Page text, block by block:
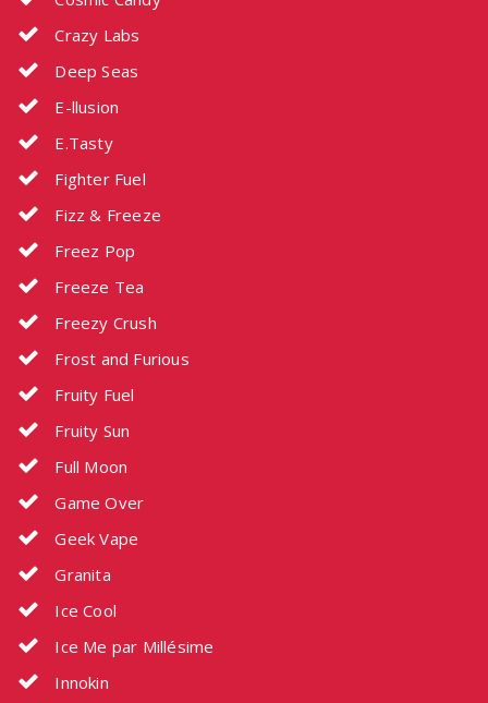
Crazy Labs
Deep Seas
E-llusion
E.Tasty
Fighter Fuel
Fizz & Freeze
Freez Pop
Freeze Tea
Freezy Crush
Frost and Furious
Fruity Fuel
Fruity Sun
Full Moon
Game Over
Geek Vape
Granita
Ice Cool
Ice Me par Millésime
Innokin